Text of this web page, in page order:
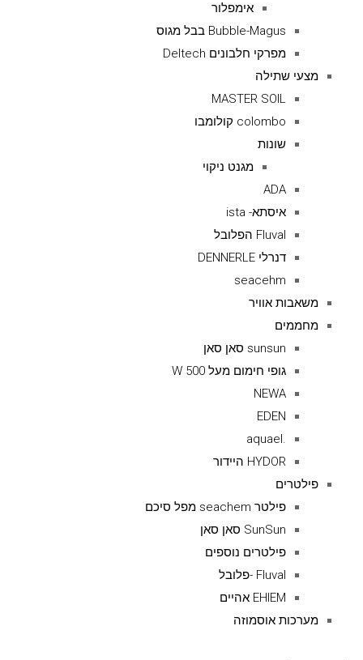
אימפלור
Bubble-Magus בבל מגוס
מפרקי חלבונים Deltech
מצעי שתילה
MASTER SOIL
colombo קולומבו
שונות
מגנט ניקוי
ADA
איסתא- ista
Fluval הפלובל
דנרלי DENNERLE
seacehm
משאבות אוויר
מחממים
sunsun סאן סאן
גופי חימום מעל 500 W
NEWA
EDEN
.aquael
HYDOR היידור
פילטרים
פילטר seachem מפל סיכם
SunSun סאן סאן
פילטרים נוספים
Fluval -פלובל
EHIEM אהיים
מערכות אוסמוזה